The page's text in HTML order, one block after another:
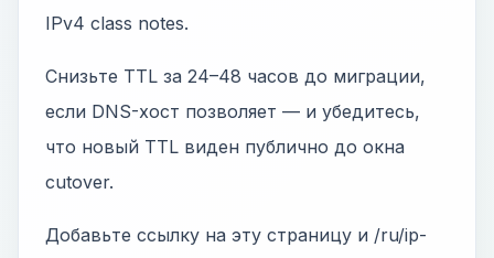
IPv4 class notes.
Снизьте TTL за 24–48 часов до миграции,
если DNS-хост позволяет — и убедитесь,
что новый TTL виден публично до окна
cutover.
Добавьте ссылку на эту страницу и /ru/ip-